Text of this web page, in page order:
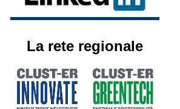
La rete regionale